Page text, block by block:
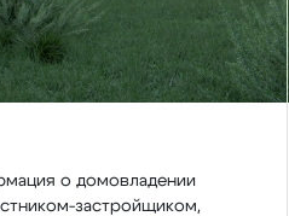
о домовладении
застройщиком,